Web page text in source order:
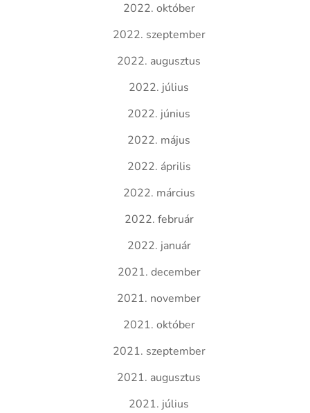
2022. október
2022. szeptember
2022. augusztus
2022. július
2022. június
2022. május
2022. április
2022. március
2022. február
2022. január
2021. december
2021. november
2021. október
2021. szeptember
2021. augusztus
2021. július